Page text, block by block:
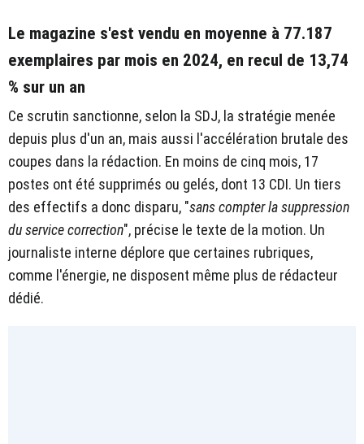
Le magazine s'est vendu en moyenne à 77.187
exemplaires par mois en 2024, en recul de 13,74
% sur un an
Ce scrutin sanctionne, selon la SDJ, la stratégie menée
depuis plus d'un an, mais aussi l'accélération brutale des
coupes dans la rédaction. En moins de cinq mois, 17
postes ont été supprimés ou gelés, dont 13 CDI. Un tiers
des effectifs a donc disparu, "sans compter la suppression
du service correction", précise le texte de la motion. Un
journaliste interne déplore que certaines rubriques,
comme l'énergie, ne disposent même plus de rédacteur
dédié.